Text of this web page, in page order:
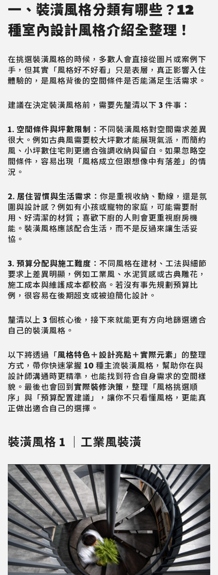
一、裝潢風格分類有哪些？12
種室內設計風格介紹全整理！
在挑選裝潢風格的時候，多數人會直接從圖片或案例下
手，但其實「風格好不好看」只是表層，真正影響入住
體驗的，是風格背後的空間條件是否能滿足生活需求。
建議在決定裝潢風格前，需要先釐清以下 3 件事：
1. 空間條件與坪數限制 ：不同裝潢風格對空間需求差異
很大。例如古典風需要較大坪數才能展現氣派，而簡約
風、小坪數住宅則更適合強調收納與留白。如果忽略空
間條件，容易出現「風格成立但跟想像中有落差」的情
況。
2. 居住習慣與生活需求 ：你是重視收納、動線，還是氛
圍與設計感？例如有小孩或寵物的家庭，可能需要耐
用、好清潔的材質；喜歡下廚的人則會更重視廚房機
能。裝潢風格應該配合生活，而不是反過來讓生活妥
協。
3. 預算分配與施工難度 ：不同風格在建材、工法與細節
要求上差異明顯，例如工業風、水泥質感或古典雕花，
施工成本與維護成本都較高。若沒有事先規劃預算比
例，很容易在後期超支或被迫簡化設計。
釐清以上 3 個核心後，接下來就能更有方向地篩選適合
自己的裝潢風格。
以下將透過「風格特色＋設計亮點＋實際元素」的整理
方式，帶你快速掌握 10 種主流裝潢風格，幫助你在與
設計師溝通時更精準，也能找到符合自身需求的空間樣
貌。最後也會回到實際裝修決策 ，整理「風格挑選順
序」與「預算配置建議」，讓你不只看懂風格，更能真
正做出適合自己的選擇。
裝潢風格 1 工業風裝潢